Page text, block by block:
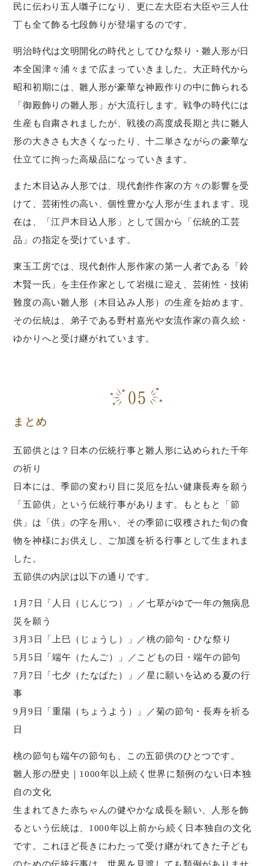
民に伝わり五人囃子になり、更に左大臣右大臣や三人仕
丁も全て飾る七段飾りが登場するのです。
明治時代は文明開化の時代としてひな祭り・雛人形が日
本全国津々浦々まで広まっていきました。大正時代から
昭和初期には、雛人形が豪華な神殿作りの中に飾られる
「御殿飾りの雛人形」が大流行します。戦争の時代には
生産も自粛されましたが、戦後の高度成長期と共に雛人
形の大きさも大きくなったり、十二単さながらの豪華な
仕立てに拘った高級品になっていきます。
また木目込み人形では、現代創作作家の方々の影響を受
けて、芸術性の高い、個性豊かな人形が生まれます。現
在は、「江戸木目込人形」として国から「伝統的工芸
品」の指定を受けています。
東玉工房では、現代創作人形作家の第一人者である「鈴
木賢一氏」を主任作家として岩槻に迎え、芸術性・技術
難度の高い雛人形（木目込み人形）の生産を始めます。
その伝統は、弟子である野村嘉光や女流作家の喜久絵・
ゆかりへと受け継がれています。
まとめ
五節供とは？日本の伝統行事と雛人形に込められた千年
の祈り
日本には、季節の変わり目に災厄を払い健康長寿を願う
「五節供」という伝統行事があります。もともと「節
供」は「供」の字を用い、その季節に収穫された旬の食
物を神様にお供えし、ご加護を祈る行事として生まれま
した。
五節供の内訳は以下の通りです。
1月7日「人日（じんじつ）」／七草がゆで一年の無病息
災を願う
3月3日「上巳（じょうし）」／桃の節句・ひな祭り
5月5日「端午（たんご）」／こどもの日・端午の節句
7月7日「七夕（たなばた）」／星に願いを込める夏の行
事
9月9日「重陽（ちょうよう）」／菊の節句・長寿を祈る
日
桃の節句も端午の節句も、この五節供のひとつです。
雛人形の歴史｜1000年以上続く世界に類例のない日本独
自の文化
生まれてきた赤ちゃんの健やかな成長を願い、人形を飾
るという伝統は、1000年以上前から続く日本独自の文化
です。これほど長きにわたって受け継がれてきた子ども
のための伝統行事は、世界を見渡しても類例がありませ